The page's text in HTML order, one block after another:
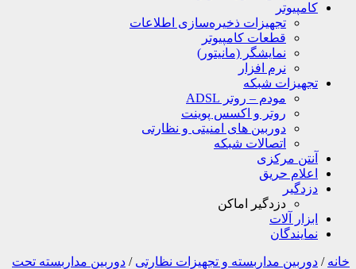
کامپیوتر
تجهیزات ذخیره‌سازی اطلاعات
قطعات کامپیوتر
نمایشگر (مانیتور)
نرم افزار
تجهیزات شبکه
مودم – روتر ADSL
روتر و اکسس پوینت
دوربین های امنیتی و نظارتی
اتصالات شبکه
آنتن مرکزی
اعلام حریق
دزدگیر
دزدگیر اماکن
ابزار آلات
نمایندگان
خانه / دوربین مداربسته و تجهیزات نظارتی / دوربین مداربسته تحت